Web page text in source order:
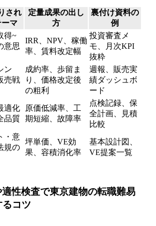
され
マ
定量成果の出し
方
裏付け資料の
例
得~
意思
IRR、NPV、稼働
率、賃料改定幅
投資審査メ
モ、月次KPI
抜粋
ン
売戦
成約率、歩留ま
り、価格改定後
の粗利
週報、販売実
績ダッシュボ
ード
適化
品質
原価低減率、工
期短縮、故障率
点検記録、保
全計画、見積
比較
・意
規の
坪単価、VE効
果、容積消化率
基本設計図、
VE提案一覧
性検査で東京建物の転職難易
るコツ